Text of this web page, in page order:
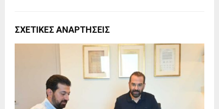
ΣΧΕΤΙΚΈΣ ΑΝΑΡΤΉΣΕΙΣ